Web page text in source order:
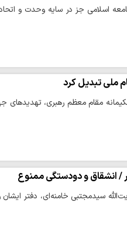
اسلامی جز در سایه وحدت و
ملی تبدیل کرد
مقام معظم رهبری، تهدیدهای
/ انشقاق و دودستگی ممنوع
سیدمجتبی خامنه‌ای، دفتر